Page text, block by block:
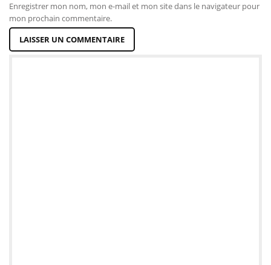
Enregistrer mon nom, mon e-mail et mon site dans le navigateur pour
mon prochain commentaire.